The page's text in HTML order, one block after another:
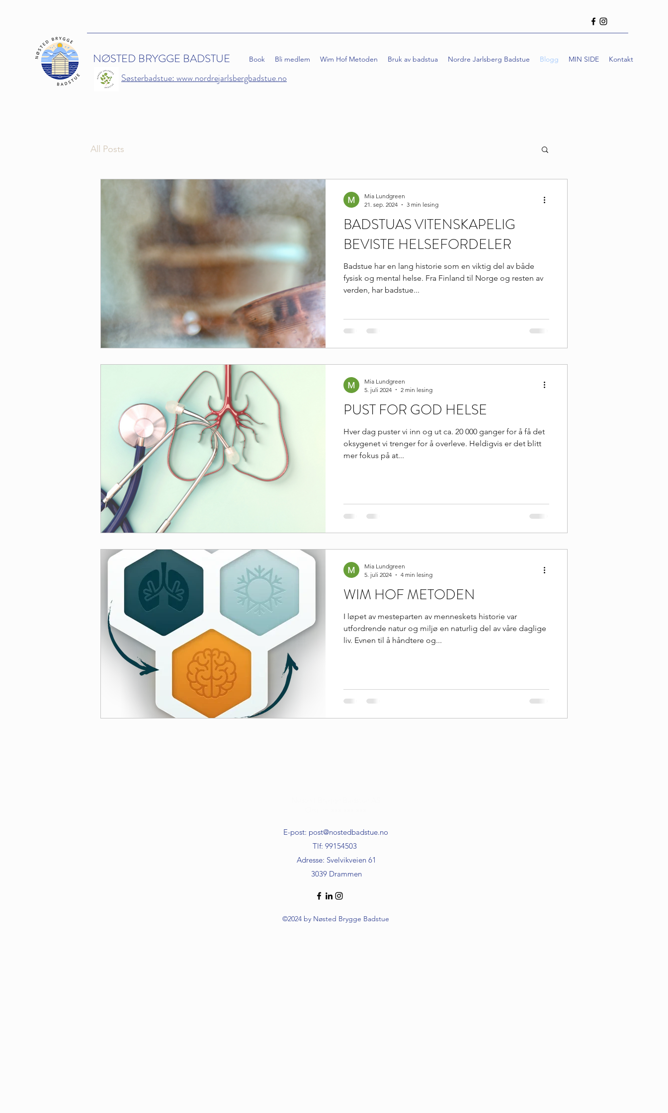
NØSTED BRYGGE BADSTUE
Søsterbadstue: www.nordrejarlsbergbadstue.no
Book Bli medlem Wim Hof Metoden Bruk av badstua Nordre Jarlsberg Badstue Blogg MIN SIDE Kontakt
All Posts
BADSTUAS VITENSKAPELIG
BEVISTE HELSEFORDELER
Badstue har en lang historie som en viktig del av både
fysisk og mental helse. Fra Finland til Norge og resten av
verden, har badstue...
Mia Lundgreen
21. sep. 2024
3 min lesing
PUST FOR GOD HELSE
Hver dag puster vi inn og ut ca. 20 000 ganger for å få det
oksygenet vi trenger for å overleve. Heldigvis er det blitt
mer fokus på at...
Mia Lundgreen
5. juli 2024
2 min lesing
WIM HOF METODEN
I løpet av mesteparten av menneskets historie var
utfordrende natur og miljø en naturlig del av våre daglige
liv. Evnen til å håndtere og...
Mia Lundgreen
5. juli 2024
4 min lesing
Adresse: Svelvikveien 61
3039 Drammen
Tlf: 99154503
E-post: post@nostedbadstue.no
©2024 by Nøsted Brygge Badstue